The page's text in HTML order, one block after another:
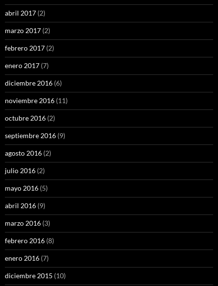
abril 2017 (2)
marzo 2017 (2)
febrero 2017 (2)
enero 2017 (7)
diciembre 2016 (6)
noviembre 2016 (11)
octubre 2016 (2)
septiembre 2016 (9)
agosto 2016 (2)
julio 2016 (2)
mayo 2016 (5)
abril 2016 (9)
marzo 2016 (3)
febrero 2016 (8)
enero 2016 (7)
diciembre 2015 (10)